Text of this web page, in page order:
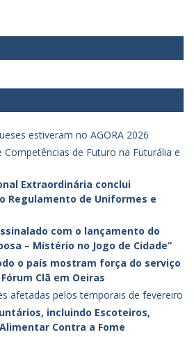
estiveram no AGORA 2026
de Futuro na Futurália e
Extraordinária conclui
Regulamento de Uniformes e
com o lançamento do
– Mistério no Jogo de Cidade”
o país mostram força do serviço
Clã em Oeiras
afetadas pelos temporais de fevereiro
incluindo Escoteiros,
Contra a Fome